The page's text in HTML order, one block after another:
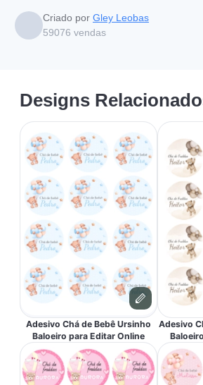
Criado por Gley Leobas
59076 vendas
Designs
Adesivo Chá de Bebê Ursinho
Baloeiro para Editar Online
Adesivo